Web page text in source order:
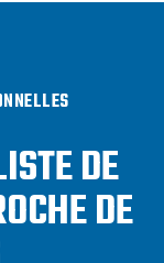
DE
DE